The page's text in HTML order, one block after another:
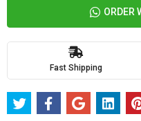
ORDER
Fast Shipping